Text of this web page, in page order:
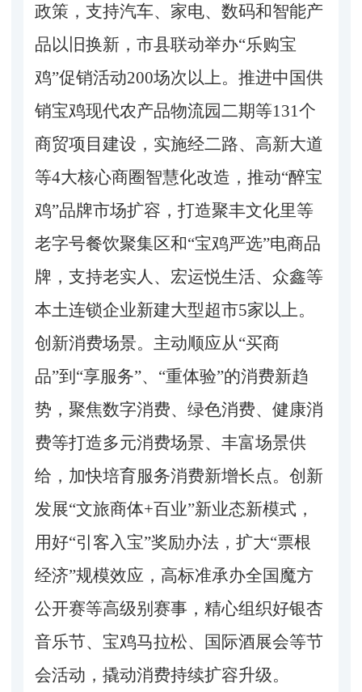
政策，支持汽车、家电、数码和智能产
品以旧换新，市县联动举办“乐购宝
鸡”促销活动200场次以上。推进中国供
销宝鸡现代农产品物流园二期等131个
商贸项目建设，实施经二路、高新大道
等4大核心商圈智慧化改造，推动“醉宝
鸡”品牌市场扩容，打造聚丰文化里等
老字号餐饮聚集区和“宝鸡严选”电商品
牌，支持老实人、宏运悦生活、众鑫等
本土连锁企业新建大型超市5家以上。
创新消费场景。主动顺应从“买商
品”到“享服务”、“重体验”的消费新趋
势，聚焦数字消费、绿色消费、健康消
费等打造多元消费场景、丰富场景供
给，加快培育服务消费新增长点。创新
发展“文旅商体+百业”新业态新模式，
用好“引客入宝”奖励办法，扩大“票根
经济”规模效应，高标准承办全国魔方
公开赛等高级别赛事，精心组织好银杏
音乐节、宝鸡马拉松、国际酒展会等节
会活动，撬动消费持续扩容升级。